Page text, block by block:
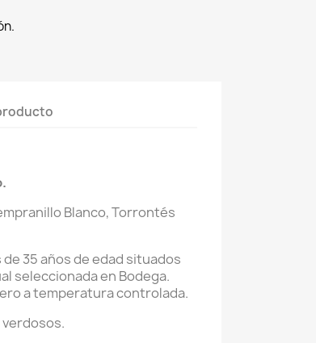
Blanco, Torrontés
35 años de edad situados
seleccionada en Bodega.
a temperatura controlada.